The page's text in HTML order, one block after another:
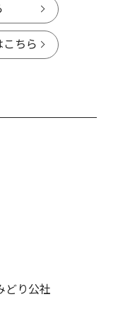
ちら
どり公社